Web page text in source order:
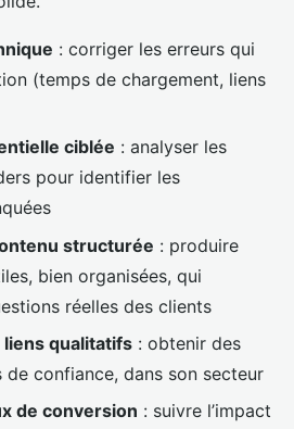
: corriger les erreurs qui
(temps de chargement, liens
ciblée : analyser les
pour identifier les
structurée : produire
bien organisées, qui
réelles des clients
qualitatifs : obtenir des
de confiance, dans son secteur
de conversion : suivre l’impact